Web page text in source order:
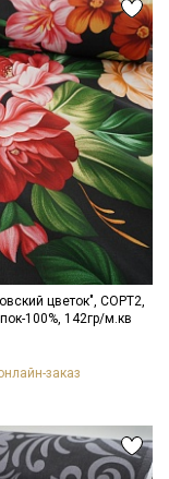
цветок", СОРТ2,
100%, 142гр/м.кв
заказ
на узкие